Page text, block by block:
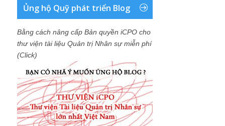
Ủng hộ Quỹ phát triển Blog
Bằng cách nâng cấp Bản quyền iCPO cho
thư viện tài liệu Quản trị Nhân sự miễn phí
(Click)